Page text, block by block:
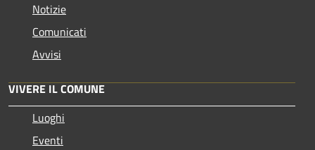
Notizie
Comunicati
Avvisi
VIVERE IL COMUNE
Luoghi
Eventi